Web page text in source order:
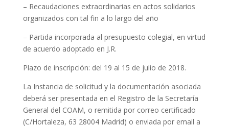
– Recaudaciones extraordinarias en actos solidarios
organizados con tal fin a lo largo del año
– Partida incorporada al presupuesto colegial, en virtud
de acuerdo adoptado en J.R.
Plazo de inscripción: del 19 al 15 de julio de 2018.
La Instancia de solicitud y la documentación asociada
deberá ser presentada en el Registro de la Secretaría
General del COAM, o remitida por correo certificado
(C/Hortaleza, 63 28004 Madrid) o enviada por email a